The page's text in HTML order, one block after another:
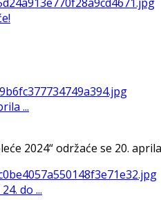
...
2024“ održaće se 20.
do ...